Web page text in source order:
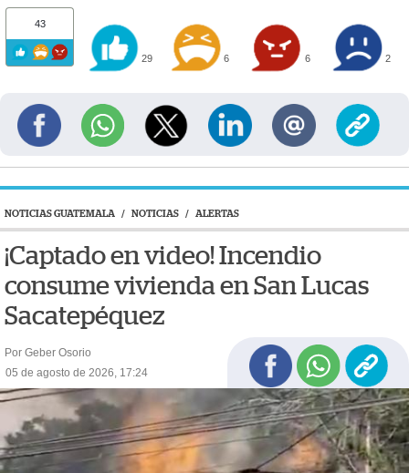
43
29 6 6 2
NOTICIAS GUATEMALA / NOTICIAS / ALERTAS
¡Captado en video! Incendio
consume vivienda en San Lucas
Sacatepéquez
Por Geber Osorio
05 de agosto de 2026, 17:24